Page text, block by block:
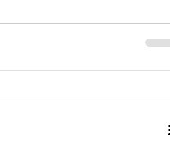
ihr persönlicher
sie seiner Meinung nach
versteht sich darauf,